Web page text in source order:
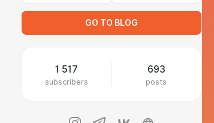
GO TO BLOG
1 517
subscribers
693
posts